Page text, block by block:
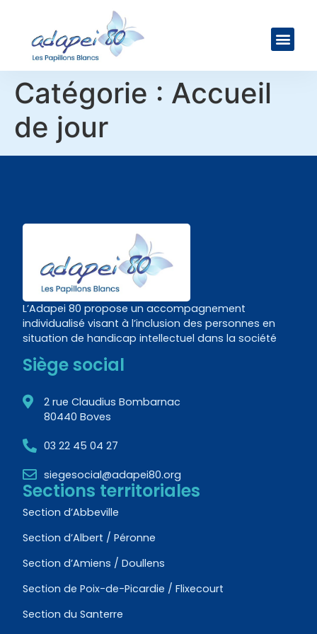
Catégorie : Accueil
de jour
L’Adapei 80 propose un accompagnement
individualisé visant à l’inclusion des personnes en
situation de handicap intellectuel dans la société
Siège social
2 rue Claudius Bombarnac
80440 Boves
03 22 45 04 27
siegesocial@adapei80.org
Sections territoriales
Section d’Abbeville
Section d’Albert / Péronne
Section d’Amiens / Doullens
Section de Poix-de-Picardie / Flixecourt
Section du Santerre